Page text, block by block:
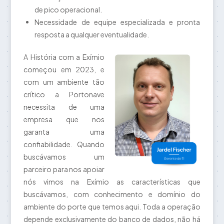
de pico operacional.
Necessidade de equipe especializada e pronta
resposta a qualquer eventualidade.
A História com a Exímio
começou em 2023, e
com um ambiente tão
crítico a Portonave
necessita de uma
empresa que nos
garanta uma
confiabilidade. Quando
buscávamos um
parceiro para nos apoiar
nós vimos na Exímio as características que
buscávamos, com conhecimento e domínio do
ambiente do porte que temos aqui. Toda a operação
depende exclusivamente do banco de dados, não há